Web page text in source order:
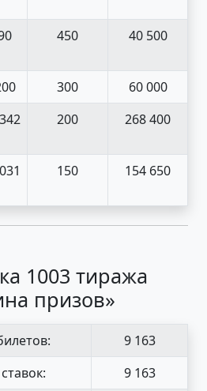
450 40 500
300
60 000
200 268 400
150 154 650
1003 тиража
призов»
9 163
9 163